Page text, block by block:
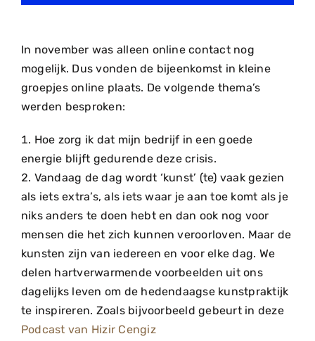
In november was alleen online contact nog
mogelijk. Dus vonden de bijeenkomst in kleine
groepjes online plaats. De volgende thema’s
werden besproken:
Hoe zorg ik dat mijn bedrijf in een goede
energie blijft gedurende deze crisis.
Vandaag de dag wordt ‘kunst’ (te) vaak gezien
als iets extra’s, als iets waar je aan toe komt als je
niks anders te doen hebt en dan ook nog voor
mensen die het zich kunnen veroorloven. Maar de
kunsten zijn van iedereen en voor elke dag. We
delen hartverwarmende voorbeelden uit ons
dagelijks leven om de hedendaagse kunstpraktijk
te inspireren. Zoals bijvoorbeeld gebeurt in deze
Podcast van Hizir Cengiz